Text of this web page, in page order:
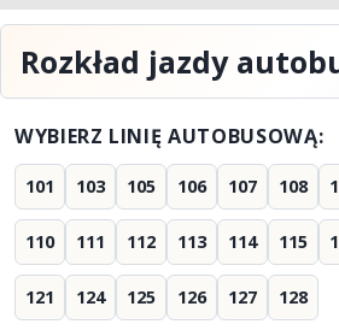
Rozkład jazdy
WYBIERZ LINIĘ AUTOBUSOWĄ:
101 103 105 106 107 108
110 111 112 113 114 115
121 124 125 126 127 128